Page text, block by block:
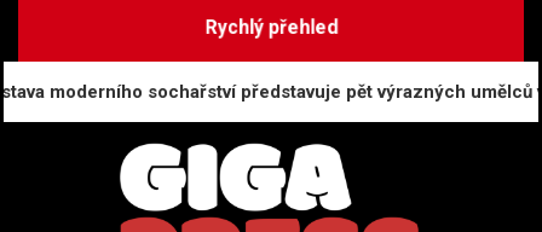
Rychlý přehled
sochařství představuje pět výrazných umělců v Brně